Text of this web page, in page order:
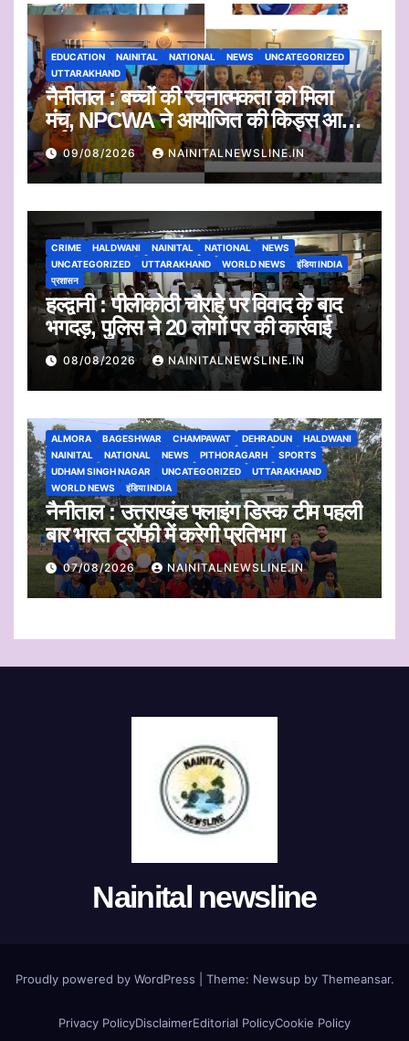
EDUCATION NAINITAL NATIONAL NEWS
UNCATEGORIZED
UTTARAKHAND
नैनीताल : बच्चों की रचनात्मकता को मिला
मंच, NPCWA ने आयोजित की किड्स आर्ट
वर्कशॉप
09/08/2026 NAINITALNEWSLINE.IN
CRIME HALDWANI NAINITAL NATIONAL
NEWS
UNCATEGORIZED
UTTARAKHAND WORLD NEWS
इंडिया INDIA
प्रशासन
हल्द्वानी : पीलीकोठी चौराहे पर विवाद के बाद
भगदड़, पुलिस ने 20 लोगों पर की कार्रवाई
08/08/2026 NAINITALNEWSLINE.IN
ALMORA BAGESHWAR CHAMPAWAT DEHRADUN
HALDWANI
NAINITAL
NATIONAL NEWS PITHORAGARH
SPORTS
UDHAM SINGH NAGAR
UNCATEGORIZED
UTTARAKHAND
WORLD NEWS
इंडिया INDIA
नैनीताल : उत्तराखंड फ्लाइंग डिस्क टीम पहली
बार भारत ट्रॉफी में करेगी प्रतिभाग
07/08/2026 NAINITALNEWSLINE.IN
Nainital newsline
Proudly powered by WordPress Theme: Newsupby Themeansar.
Privacy PolicyDisclaimerEditorial PolicyCookie Policy